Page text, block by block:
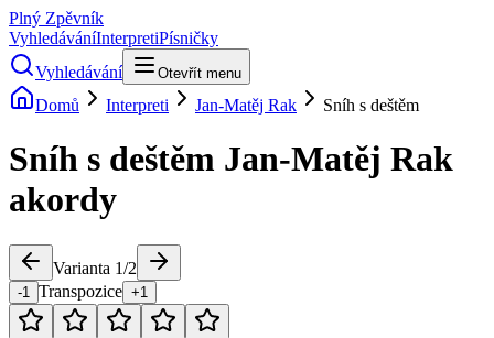
Plný Zpěvník
VyhledáváníInterpretiPísničky
Vyhledávání
Otevřít menu
Domů Interpreti Jan-Matěj Rak Sníh s deštěm
Sníh s deštěm Jan-Matěj Rak
akordy
Varianta 1/2
-1 Transpozice +1